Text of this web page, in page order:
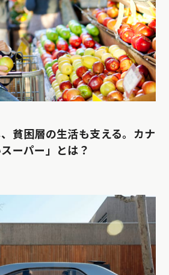
貧困層の生活も支える。カナ
ーパー」とは？